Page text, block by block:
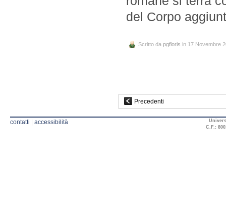
del Corpo
Scritto da pgfloris in 17 Novembre
Precedenti
contatti accessibilità
C.F.: